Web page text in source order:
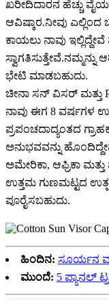
ಖರೀದಿದಾರನ ಹೆಚ್ಚು
ಆವಿಷ್ಕಾರ.ನೀವು
ಕಾಯಲು ನಾವು
ಸ್ವಾಗತಿಸುತ್ತೇವೆ.ನಮ್ಮನ್ನು
ಭೇಟಿ ಮಾಡಬಹುದು.
ಚೀನಾ ಸನ್ ವಿಸರ್ ಮತ್ತು
ನಾವು ಈಗ 8 ವರ್ಷಗಳ
ಪ್ರಪಂಚದಾದ್ಯಂತದ
ಅನುಭವವನ್ನು
ಅಮೇರಿಕಾ, ಆಫ್ರಿಕಾ
ಉತ್ತಮ ಗುಣಮಟ್ಟದ
ಪೂರೈಸಬಹುದು.
ಹಿಂದಿನ: ಸೂರ್ಯನ
ಮುಂದೆ: 5 ಪ್ಯಾನಲ್